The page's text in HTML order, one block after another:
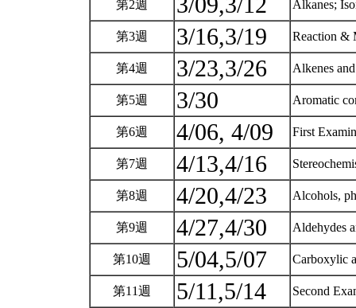
第2週 Alkanes;
第3週 3/16,3/19 Reaction &
第4週 3/23,3/26 Alkenes
第5週 3/30 Aromatic
第6週 4/06, 4/09 First
第7週 4/13,4/16
第8週 4/20,4/23 Alcohols,
第9週 4/27,4/30 Aldehydes
第10週 5/04,5/07 Carboxylic
第11週 5/11,5/14 Second